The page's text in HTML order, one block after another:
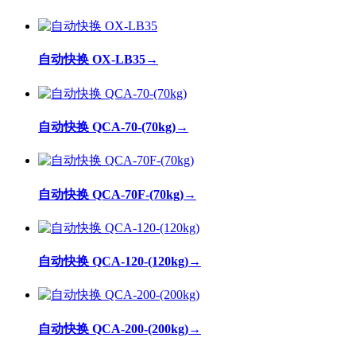
自动快换 OX-LB35→
自动快换 QCA-70-(70kg)→
自动快换 QCA-70F-(70kg)→
自动快换 QCA-120-(120kg)→
自动快换 QCA-200-(200kg)→